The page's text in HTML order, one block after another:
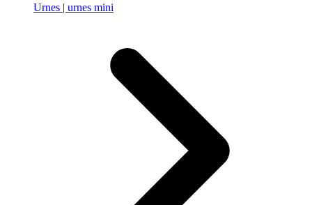
Urnes | urnes mini